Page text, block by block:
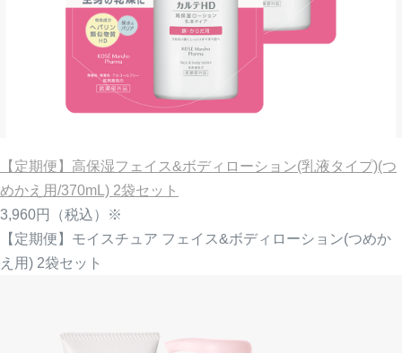
【定期便】高保湿フェイス&ボディローション(乳液タイプ)(つ
めかえ用/370mL) 2袋セット
3,960円
（税込）※
【定期便】モイスチュア フェイス&ボディローション(つめか
え用) 2袋セット